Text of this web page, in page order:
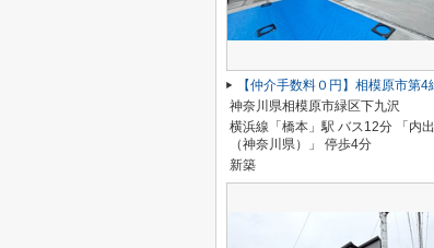
神奈川県相模原市緑区下九沢
横浜線「橋本」駅 バス12分 「内出
（神奈川県）」 停歩4分
新築